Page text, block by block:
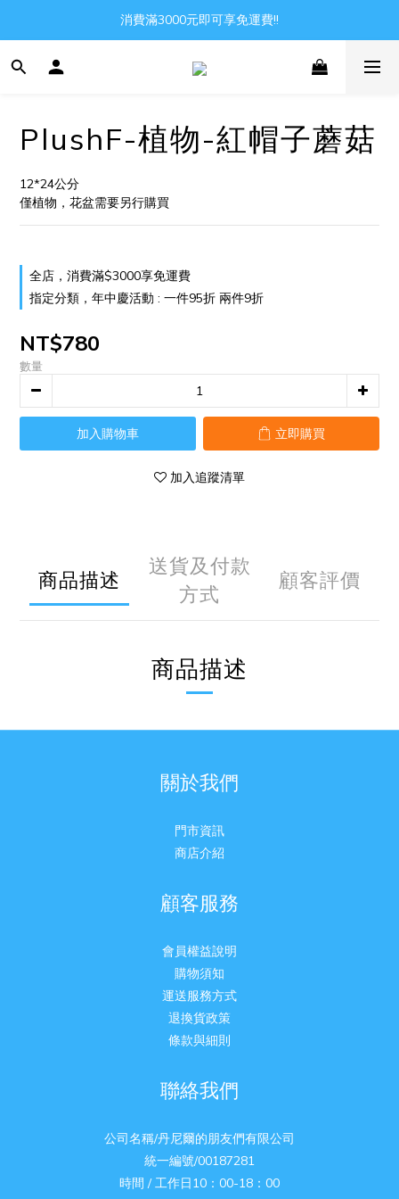
Gather all the joys in the world
消費滿3000元即可享免運費!!
Gather all the joys in the world
PlushF-植物-紅帽子蘑菇
12*24公分
僅植物，花盆需要另行購買
全店，消費滿$3000享免運費
指定分類，年中慶活動 : 一件95折 兩件9折
NT$780
數量
加入購物車 立即購買
加入追蹤清單
商品描述
送貨及付款
方式
顧客評價
商品描述
關於我們
門市資訊
商店介紹
顧客服務
會員權益說明
購物須知
運送服務方式
退換貨政策
條款與細則
聯絡我們
公司名稱/丹尼爾的朋友們有限公司
統一編號/00187281
時間 / 工作日10：00-18：00